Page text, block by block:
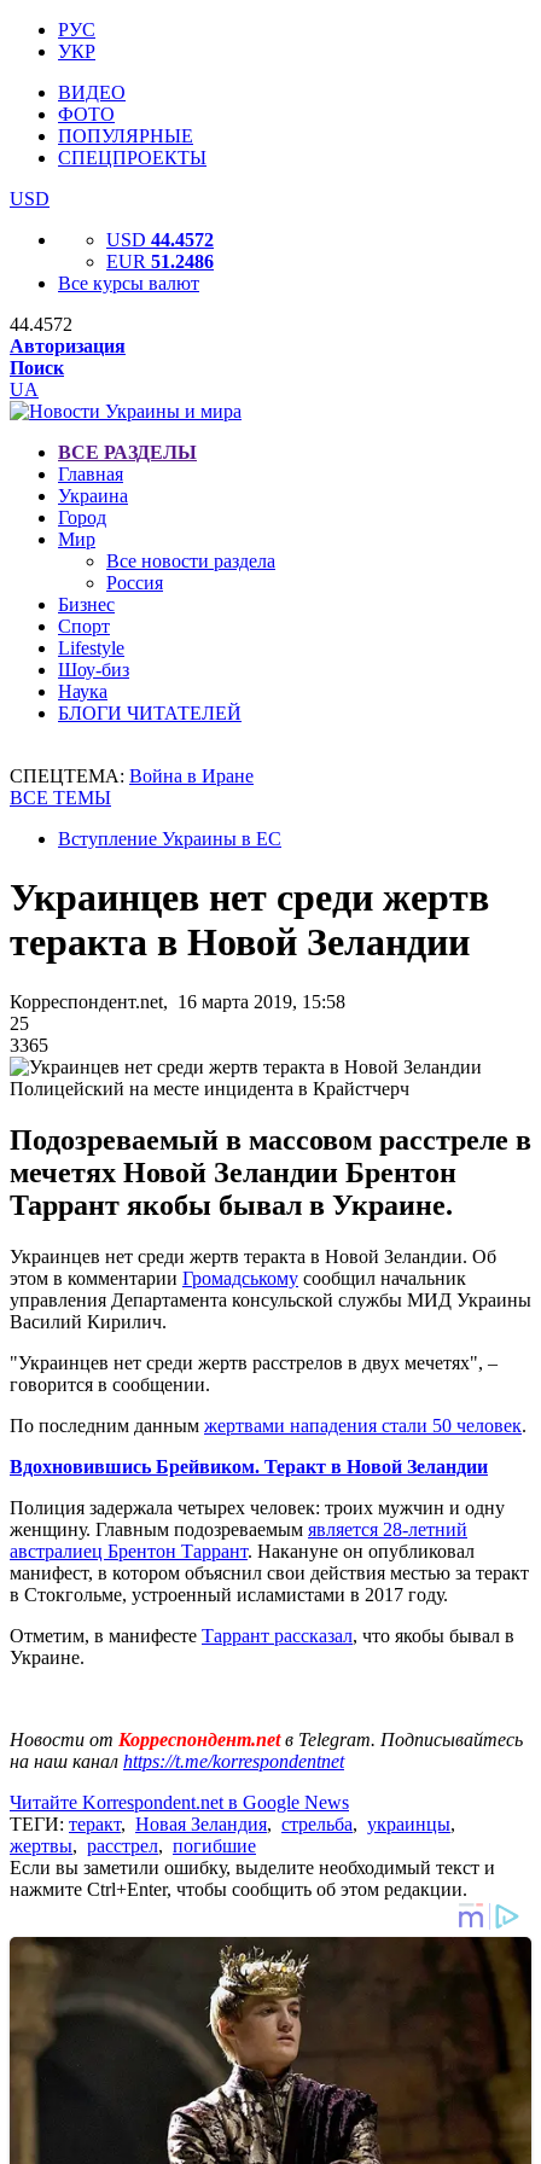
РУС
УКР
ВИДЕО
ФОТО
ПОПУЛЯРНЫЕ
СПЕЦПРОЕКТЫ
USD
USD 44.4572
EUR 51.2486
Все курсы валют
44.4572
Авторизация
Поиск
UA
ВСЕ РАЗДЕЛЫ
Главная
Украина
Город
Мир
Все новости раздела
Россия
Бизнес
Спорт
Lifestyle
Шоу-биз
Наука
БЛОГИ ЧИТАТЕЛЕЙ
СПЕЦТЕМА: Война в Иране
ВСЕ ТЕМЫ
Вступление Украины в ЕС
Украинцев нет среди жертв
теракта в Новой Зеландии
Корреспондент.net, 16 марта 2019, 15:58
25
3365
Полицейский на месте инцидента в Крайстчерч
Подозреваемый в массовом расстреле в
мечетях Новой Зеландии Брентон
Таррант якобы бывал в Украине.
Украинцев нет среди жертв теракта в Новой Зеландии. Об
этом в комментарии Громадському сообщил начальник
управления Департамента консульской службы МИД Украины
Василий Кирилич.
"Украинцев нет среди жертв расстрелов в двух мечетях", –
говорится в сообщении.
По последним данным жертвами нападения стали 50 человек.
Вдохновившись Брейвиком. Теракт в Новой Зеландии
Полиция задержала четырех человек: троих мужчин и одну
женщину. Главным подозреваемым является 28-летний
австралиец Брентон Таррант. Накануне он опубликовал
манифест, в котором объяснил свои действия местью за теракт
в Стокгольме, устроенный исламистами в 2017 году.
Отметим, в манифесте Таррант рассказал, что якобы бывал в
Украине.
Новости от Корреспондент.netв Telegram. Подписывайтесь
на наш канал https://t.me/korrespondentnet
Читайте Korrespondent.net в Google News
ТЕГИ: теракт, Новая Зеландия, стрельба, украинцы,
жертвы, расстрел, погибшие
Если вы заметили ошибку, выделите необходимый текст и
нажмите Ctrl+Enter, чтобы сообщить об этом редакции.